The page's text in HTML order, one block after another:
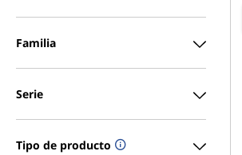
a
Familia
Serie
Tipo de producto